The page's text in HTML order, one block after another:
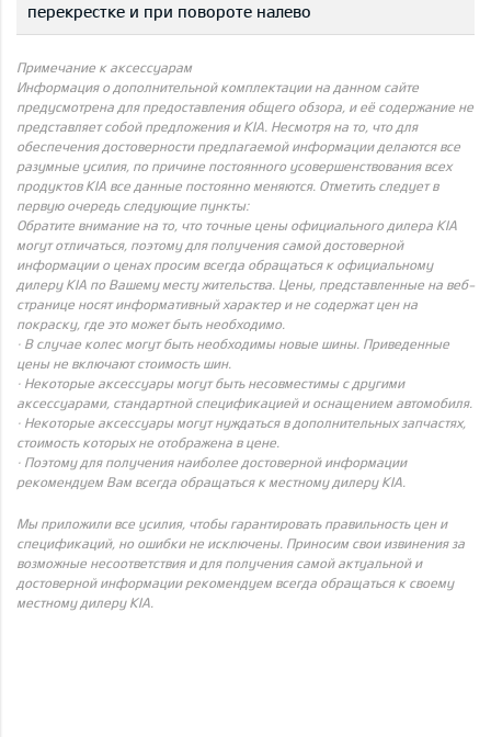
перекрестке и при повороте налево
Примечание к аксессуарам
Информация о дополнительной комплектации на данном сайте
предусмотрена для предоставления общего обзора, и её содержание не
представляет собой предложения и KIA. Несмотря на то, что для
обеспечения достоверности предлагаемой информации делаются все
разумные усилия, по причине постоянного усовершенствования всех
продуктов KIA все данные постоянно меняются. Отметить следует в
первую очередь следующие пункты:
Обратите внимание на то, что точные цены официального дилера KIA
могут отличаться, поэтому для получения самой достоверной
информации о ценах просим всегда обращаться к официальному
дилеру KIA по Вашему месту жительства. Цены, представленные на веб-
странице носят информативный характер и не содержат цен на
покраску, где это может быть необходимо.
· В случае колес могут быть необходимы новые шины. Приведенные
цены не включают стоимость шин.
· Некоторые аксессуары могут быть несовместимы с другими
аксессуарами, стандартной спецификацией и оснащением автомобиля.
· Некоторые аксессуары могут нуждаться в дополнительных запчастях,
стоимость которых не отображена в цене.
· Поэтому для получения наиболее достоверной информации
рекомендуем Вам всегда обращаться к местному дилеру KIA.
Мы приложили все усилия, чтобы гарантировать правильность цен и
спецификаций, но ошибки не исключены. Приносим свои извинения за
возможные несоответствия и для получения самой актуальной и
достоверной информации рекомендуем всегда обращаться к своему
местному дилеру KIA.